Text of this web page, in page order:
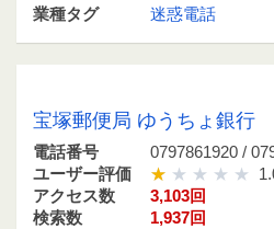
業種タグ 迷惑電話
宝塚郵便局 ゆうちょ銀行
電話番号
0797861920 /
ユーザー評価
アクセス数
3,103回
検索数
1,937回